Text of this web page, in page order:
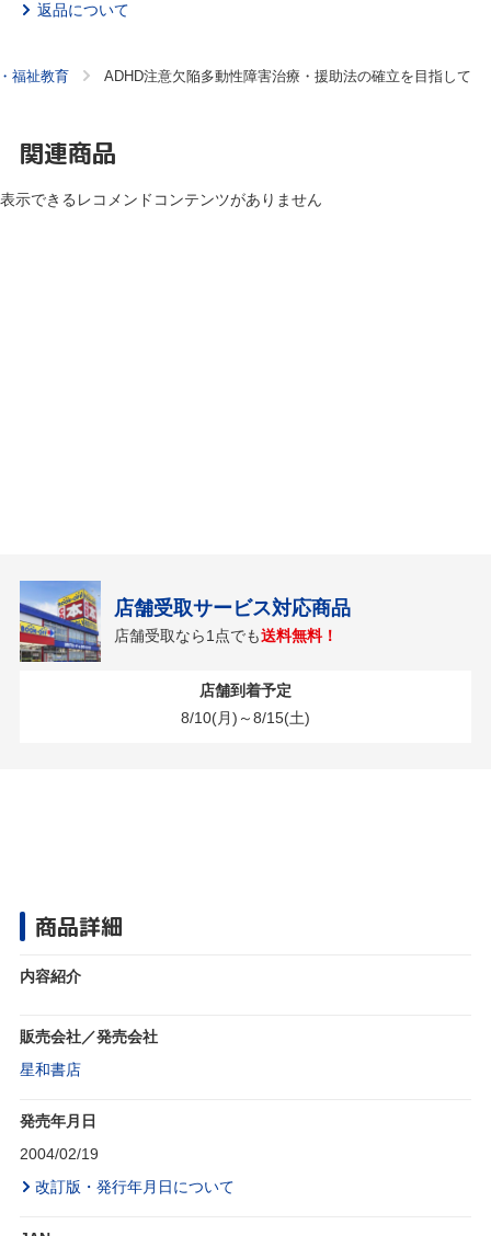
返品について
福祉教育 ADHD注意欠陥多動性障害治療・援助法の確立を目指して
関連商品
表示できるレコメンドコンテンツがありません
店舗受取サービス対応商品
店舗受取なら1点でも送料無料！
店舗到着予定
8/10(月)～8/15(土)
商品詳細
内容紹介
販売会社／発売会社
星和書店
発売年月日
2004/02/19
改訂版・発行年月日について